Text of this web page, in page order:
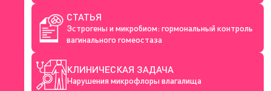
СТАТЬЯ
Эстрогены и микробиом: гормональный контроль
вагинального гомеостаза
КЛИНИЧЕСКАЯ ЗАДАЧА
Нарушения микрофлоры влагалища